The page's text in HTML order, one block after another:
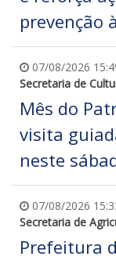
prevenção
07/08/2026
Secretaria de
Mês do
visita
neste
07/08/2026
Secretaria de
Prefeitura